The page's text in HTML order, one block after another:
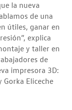
la nueva
de una
útiles, ganar en
explica
y taller en
de
impresora 3D:
Eliceche